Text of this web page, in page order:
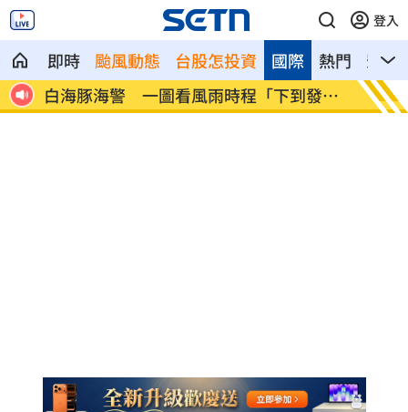
登入
即時 颱風動態 台股怎投資 熱門 影音
國際
阮經天新片入選多倫多影展 日本導演狂
讚
新／